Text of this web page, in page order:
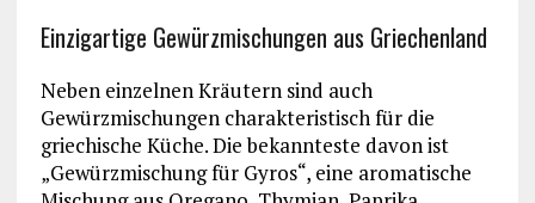
Einzigartige Gewürzmischungen aus Griechenland
Neben einzelnen Kräutern sind auch
Gewürzmischungen charakteristisch für die
griechische Küche. Die bekannteste davon ist
„Gewürzmischung für Gyros“, eine aromatische